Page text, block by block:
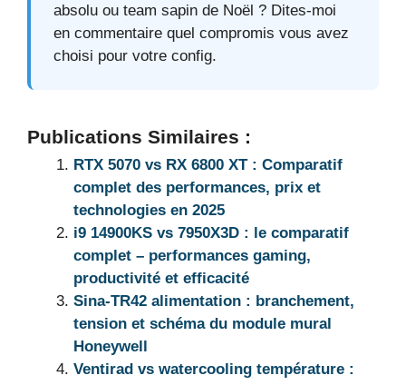
absolu ou team sapin de Noël ? Dites-moi
en commentaire quel compromis vous avez
choisi pour votre config.
Publications Similaires :
RTX 5070 vs RX 6800 XT : Comparatif
complet des performances, prix et
technologies en 2025
i9 14900KS vs 7950X3D : le comparatif
complet – performances gaming,
productivité et efficacité
Sina-TR42 alimentation : branchement,
tension et schéma du module mural
Honeywell
Ventirad vs watercooling température :